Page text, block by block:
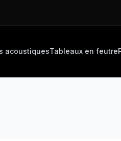
acoustiquesTableaux en feutre